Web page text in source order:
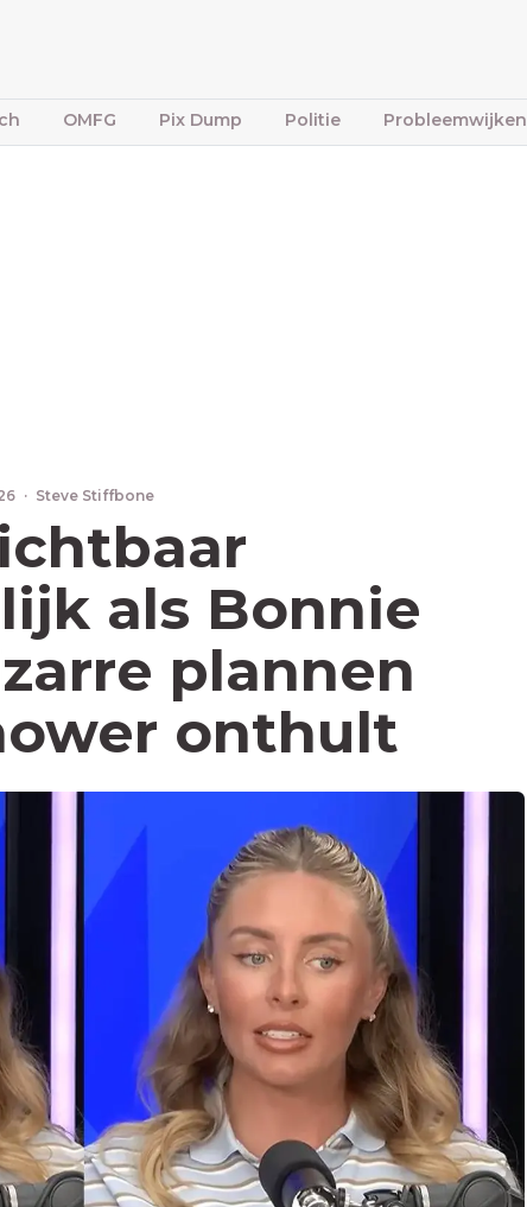
OMFG Pix Dump Politie Probleemwijken
· Steve Stiffbone
als Bonnie
plannen
onthult